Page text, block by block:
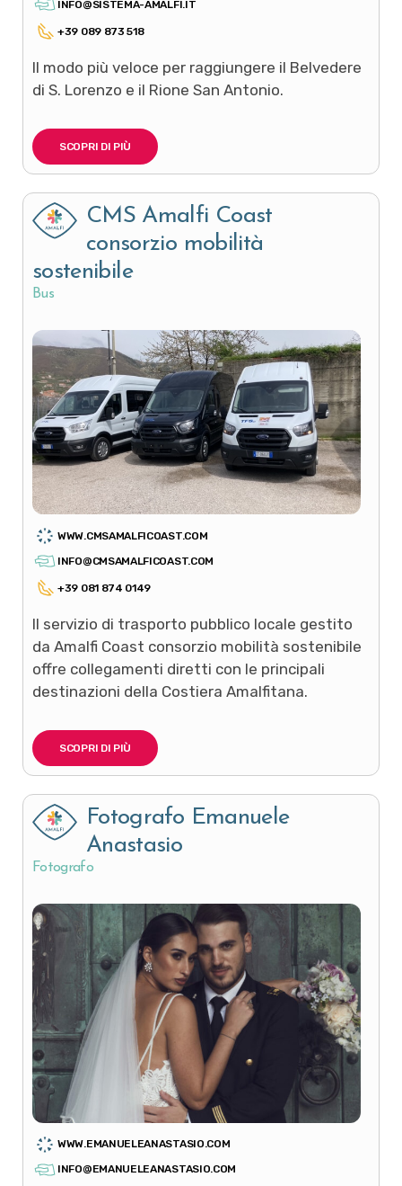
INFO@SISTEMA-AMALFI.IT
+39 089 873 518
Il modo più veloce per raggiungere il Belvedere
di S. Lorenzo e il Rione San Antonio.
SCOPRI DI PIÙ
CMS Amalfi Coast
consorzio mobilità
sostenibile
Bus
WWW.CMSAMALFICOAST.COM
INFO@CMSAMALFICOAST.COM
+39 081 874 0149
Il servizio di trasporto pubblico locale gestito
da Amalfi Coast consorzio mobilità sostenibile
offre collegamenti diretti con le principali
destinazioni della Costiera Amalfitana.
SCOPRI DI PIÙ
Fotografo Emanuele
Anastasio
Fotografo
WWW.EMANUELEANASTASIO.COM
INFO@EMANUELEANASTASIO.COM